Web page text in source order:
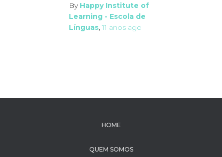
By Happy Institute of
Learning - Escola de
Línguas,11 anos ago
HOME
QUEM SOMOS